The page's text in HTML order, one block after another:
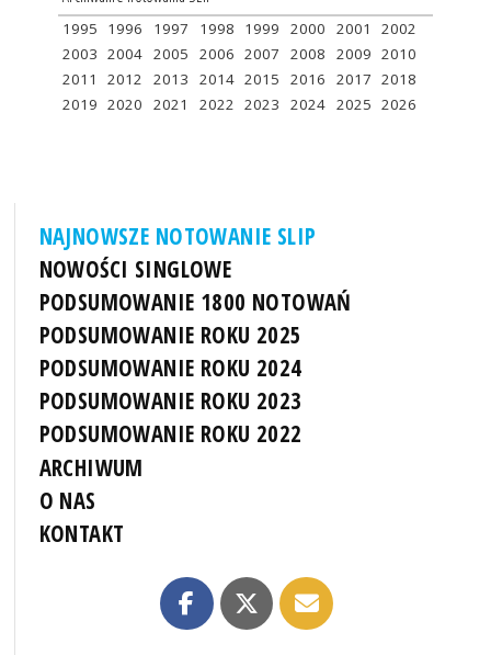
1995 1996 1997 1998 1999 2000 2001
2002
2003 2004 2005 2006 2007 2008 2009 2010
2011
2012 2013 2014 2015 2016 2017 2018
2019 2020 2021 2022 2023 2024 2025 2026
NAJNOWSZE NOTOWANIE SLIP
NOWOŚCI SINGLOWE
PODSUMOWANIE 1800 NOTOWAŃ
PODSUMOWANIE ROKU 2025
PODSUMOWANIE ROKU 2024
PODSUMOWANIE ROKU 2023
PODSUMOWANIE ROKU 2022
ARCHIWUM
O NAS
KONTAKT